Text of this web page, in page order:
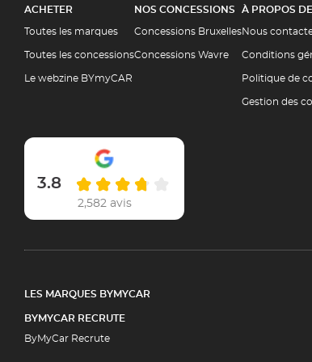
ACHETER
Toutes les marques
Toutes les concessions
Le webzine BYmyCAR
NOS CONCESSIONS
Concessions Bruxelles
Concessions Wavre
À PROPOS
Nous
Conditions
Politique de
Gestion des
3.8
2,582 avis
LES MARQUES BYMYCAR
BYMYCAR RECRUTE
ByMyCar Recrute